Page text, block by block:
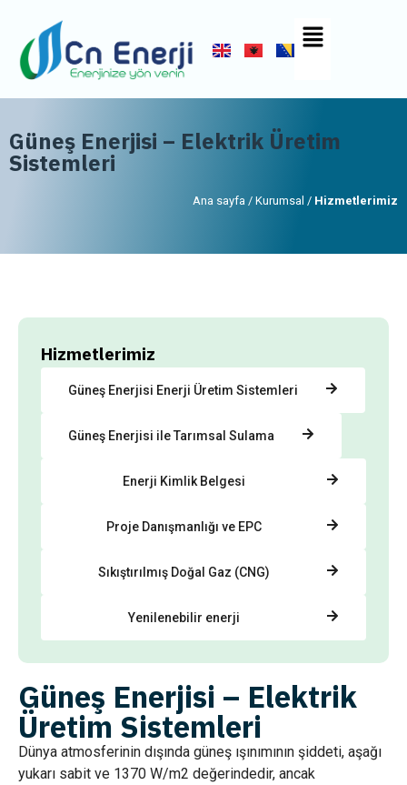
Güneş Enerjisi – Elektrik Üretim
Sistemleri
Ana sayfa / Kurumsal / Hizmetlerimiz
Hizmetlerimiz
Güneş Enerjisi Enerji Üretim Sistemleri
Güneş Enerjisi ile Tarımsal Sulama
Enerji Kimlik Belgesi
Proje Danışmanlığı ve EPC
Sıkıştırılmış Doğal Gaz (CNG)
Yenilenebilir enerji
Güneş Enerjisi – Elektrik
Üretim Sistemleri
Dünya atmosferinin dışında güneş ışınımının şiddeti, aşağı
yukarı sabit ve 1370 W/m2 değerindedir, ancak